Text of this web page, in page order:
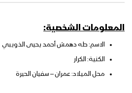
المعلومات الشخصية:
الاسم: طه دهمش أحمد يحيى الذويبي
الكنية: الكرار
محل الميلاد: عمران – سفيان الحيرة